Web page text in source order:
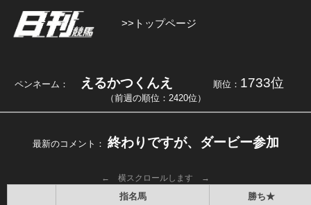
>>トップページ
ペンネーム： えるかつくんえ 順位： 1733位
（前週の順位：2420位）
最新のコメント： 終わりですが、ダービー参加
← 横スクロールします →
指名馬 勝ち★